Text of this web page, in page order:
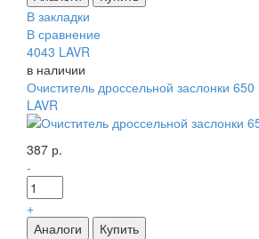
В закладки
В сравнение
4043 LAVR
в наличии
Очиститель дроссельной заслонки
LAVR
387 р.
-
+